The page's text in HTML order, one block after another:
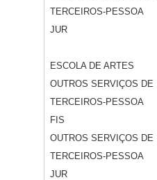
TERCEIROS-PESSOA
JUR
ESCOLA DE ARTES
OUTROS SERVIÇOS DE
TERCEIROS-PESSOA
FIS
OUTROS SERVIÇOS DE
TERCEIROS-PESSOA
JUR